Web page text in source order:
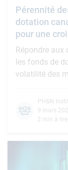
Pérennité
dotation
pour une
Répondre
les fonds de
volatilité des
PH&N
9 mars
2 min à lire